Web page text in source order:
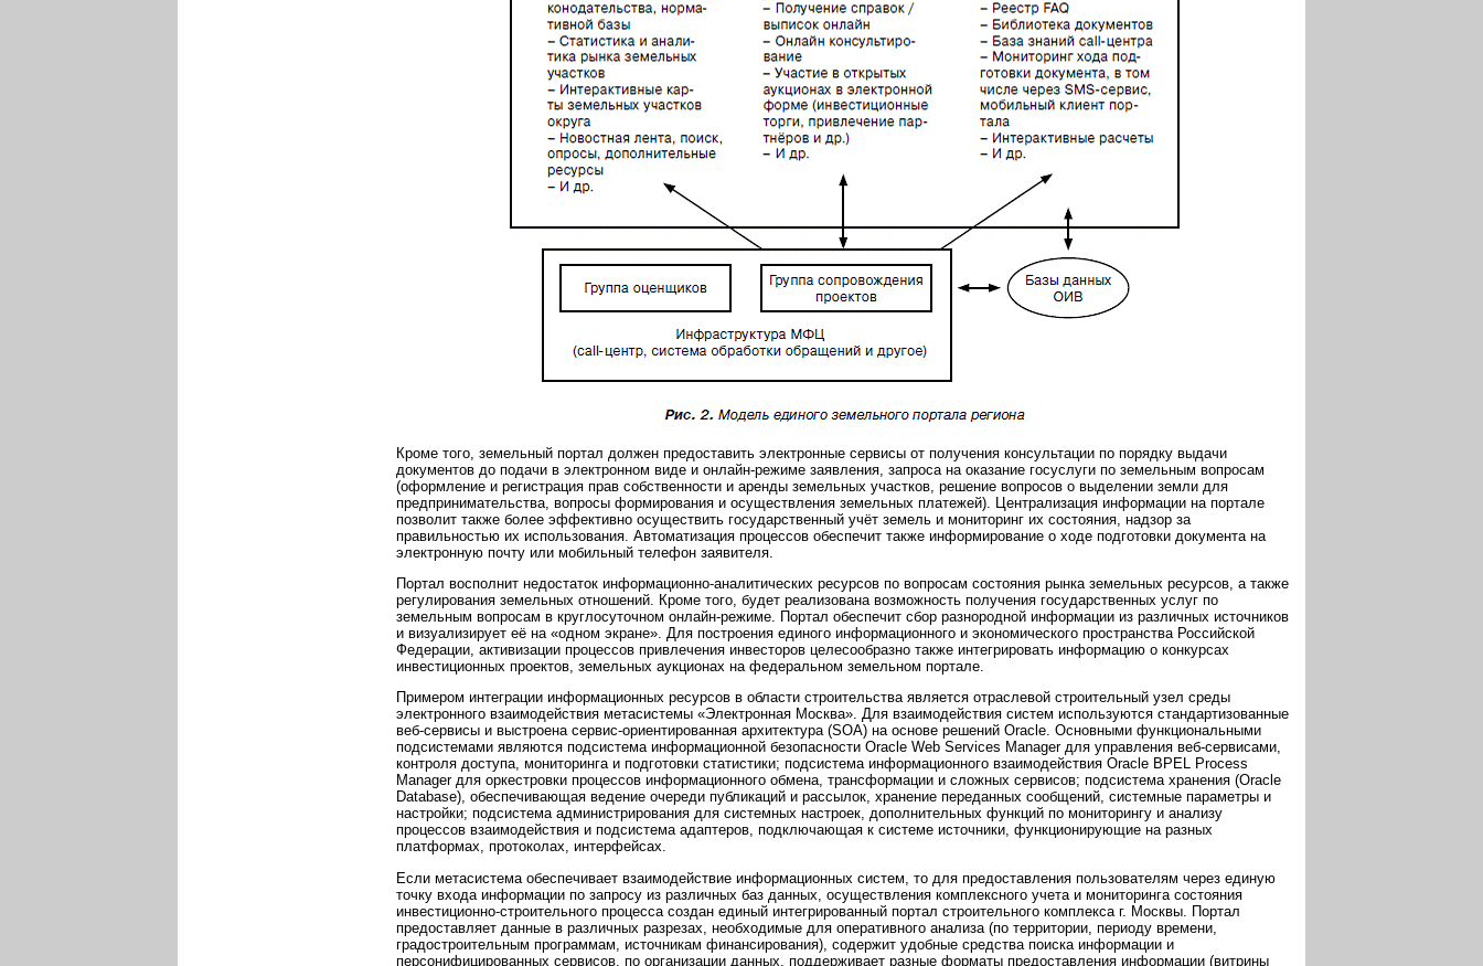
Кроме того, земельный портал должен предоставить электронные сервисы от получения консультации по порядку выдачи
документов до подачи в электронном виде и онлайн-режиме заявления, запроса на оказание госуслуги по земельным вопросам
(оформление и регистрация прав собственности и аренды земельных участков, решение вопросов о выделении земли для
предпринимательства, вопросы формирования и осуществления земельных платежей). Централизация информации на портале
позволит также более эффективно осуществить государственный учёт земель и мониторинг их состояния, надзор за
правильностью их использования. Автоматизация процессов обеспечит также информирование о ходе подготовки документа на
электронную почту или мобильный телефон заявителя.
Портал восполнит недостаток информационно-аналитических ресурсов по вопросам состояния рынка земельных ресурсов, а также
регулирования земельных отношений. Кроме того, будет реализована возможность получения государственных услуг по
земельным вопросам в круглосуточном онлайн-режиме. Портал обеспечит сбор разнородной информации из различных источников
и визуализирует её на «одном экране». Для построения единого информационного и экономического пространства Российской
Федерации, активизации процессов привлечения инвесторов целесообразно также интегрировать информацию о конкурсах
инвестиционных проектов, земельных аукционах на федеральном земельном портале.
Примером интеграции информационных ресурсов в области строительства является отраслевой строительный узел среды
электронного взаимодействия метасистемы «Электронная Москва». Для взаимодействия систем используются стандартизованные
веб-сервисы и выстроена сервис-ориентированная архитектура (SOA) на основе решений Oracle. Основными функциональными
подсистемами являются подсистема информационной безопасности Oracle Web Services Manager для управления веб-сервисами,
контроля доступа, мониторинга и подготовки статистики; подсистема информационного взаимодействия Oracle BPEL Process
Manager для оркестровки процессов информационного обмена, трансформации и сложных сервисов; подсистема хранения (Oracle
Database), обеспечивающая ведение очереди публикаций и рассылок, хранение переданных сообщений, системные параметры и
настройки; подсистема администрирования для системных настроек, дополнительных функций по мониторингу и анализу
процессов взаимодействия и подсистема адаптеров, подключающая к системе источники, функционирующие на разных
платформах, протоколах, интерфейсах.
Если метасистема обеспечивает взаимодействие информационных систем, то для предоставления пользователям через единую
точку входа информации по запросу из различных баз данных, осуществления комплексного учета и мониторинга состояния
инвестиционно-строительного процесса создан единый интегрированный портал строительного комплекса г. Москвы. Портал
предоставляет данные в различных разрезах, необходимые для оперативного анализа (по территории, периоду времени,
градостроительным программам, источникам финансирования), содержит удобные средства поиска информации и
персонифицированных сервисов, по организации данных, поддерживает разные форматы предоставления информации (витрины